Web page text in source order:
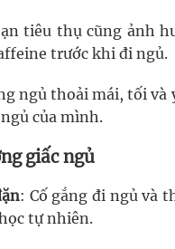
tiêu thụ cũng ảnh
trước khi đi ngủ.
ngủ thoải mái, tối và
của mình.
giấc ngủ
: Cố gắng đi ngủ và
tự nhiên.